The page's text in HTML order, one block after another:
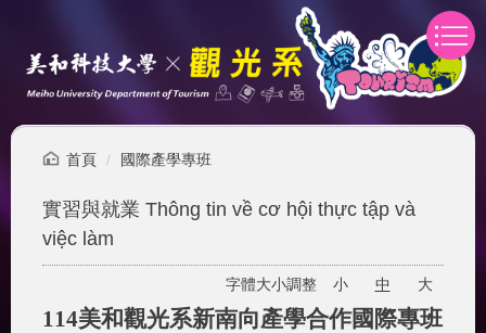
容
首頁 國際產學專班
實習與就業 Thông tin về cơ hội thực tập và
việc làm
字體大小調整 小 中 大
114美和觀光系新南向產學合作國際專班